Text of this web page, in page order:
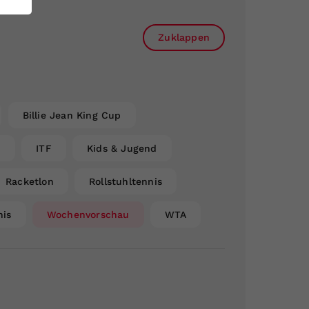
Zuklappen
Billie Jean King Cup
ITF Kids & Jugend
Racketlon Rollstuhltennis
Wochenvorschau WTA